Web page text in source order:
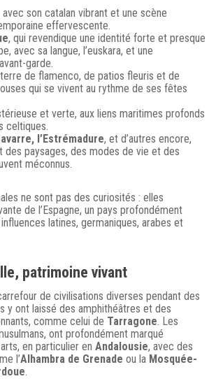
avec son catalan vibrant et une scène
effervescente.
, qui revendique une identité forte et presque
avec sa langue, l’euskara, et une
garde.
de flamenco, de patios fleuris et de
qui se vivent au rythme de ses fêtes
et verte, aux liens maritimes profonds
celtiques.
l’Estrémadure, et d’autres encore,
des paysages, des modes de vie et des
méconnus.
ne sont pas des curiosités : elles
de l’Espagne, un pays profondément
latines, germaniques, arabes et
patrimoine vivant
de civilisations diverses pendant des
y ont laissé des amphithéâtres et des
comme celui de Tarragone. Les
ont profondément marqué
en particulier en Andalousie, avec des
l’Alhambra de Grenade ou la Mosquée-
.